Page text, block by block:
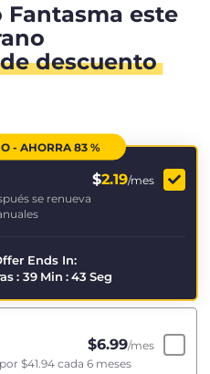
este
descuento
- AHORRA 83 %
$2.19/mes
se renueva
Ends In:
: 39 Min :43 Seg
$6.99/mes
$41.94 cada 6 meses